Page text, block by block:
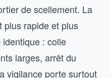
de scellement. La
plus rapide et plus
: colle
larges, arrêt du
vigilance porte surtout